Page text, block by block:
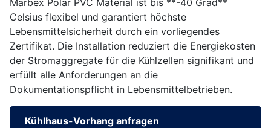
Marbex Polar PVC Material ist bis **-40 Grad**
Celsius flexibel und garantiert höchste
Lebensmittelsicherheit durch ein vorliegendes
Zertifikat. Die Installation reduziert die Energiekosten
der Stromaggregate für die Kühlzellen signifikant und
erfüllt alle Anforderungen an die
Dokumentationspflicht in Lebensmittelbetrieben.
Kühlhaus-Vorhang anfragen